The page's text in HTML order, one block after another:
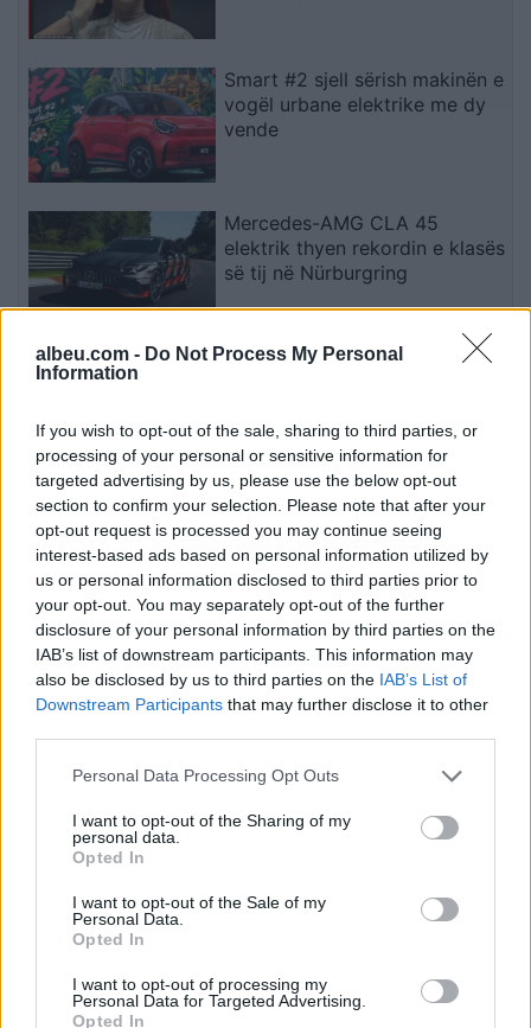
albeu.com - Do Not Process My Personal
Information
If you wish to opt-out of the sale, sharing to third parties, or
processing of your personal or sensitive information for
targeted advertising by us, please use the below opt-out
section to confirm your selection. Please note that after your
opt-out request is processed you may continue seeing
interest-based ads based on personal information utilized by
us or personal information disclosed to third parties prior to
your opt-out. You may separately opt-out of the further
disclosure of your personal information by third parties on the
IAB’s list of downstream participants. This information may
also be disclosed by us to third parties on the IAB’s List of
Downstream Participants that may further disclose it to other
Personal Data Processing Opt Outs
I want to opt-out of the Sharing of my
personal data.
Opted In
I want to opt-out of the Sale of my
Personal Data.
Opted In
I want to opt-out of processing my
Personal Data for Targeted Advertising.
Opted In
Smart #2 sjell sërish makinën e
vogël urbane elektrike me dy
vende
Mercedes-AMG CLA 45
elektrik thyen rekordin e klasës
së tij në Nürburgring
Teleskopi më i fuqishëm diellor
Esim for Global
for Turkey|Esim for Germany|Esim for Greece|